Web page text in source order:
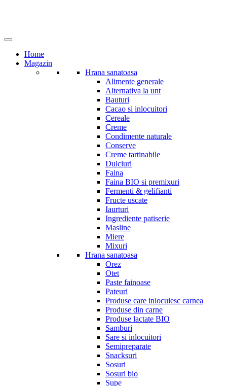
Home
Magazin
Hrana sanatoasa
Alimente generale
Alternativa la unt
Bauturi
Cacao si inlocuitori
Cereale
Creme
Condimente naturale
Conserve
Creme tartinabile
Dulciuri
Faina
Faina BIO si premixuri
Fermenti & gelifianti
Fructe uscate
Iaurturi
Ingrediente patiserie
Masline
Miere
Mixuri
Hrana sanatoasa
Orez
Otet
Paste fainoase
Pateuri
Produse care inlocuiesc carnea
Produse din carne
Produse lactate BIO
Samburi
Sare si inlocuitori
Semipreparate
Snacksuri
Sosuri
Sosuri bio
Supe